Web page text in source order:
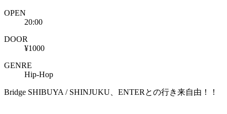
OPEN
20:00
DOOR
¥1000
GENRE
Hip-Hop
Bridge SHIBUYA / SHINJUKU、ENTERとの行き来自由！！